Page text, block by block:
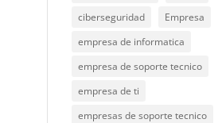
ciberseguridad
Empresa
empresa de informatica
empresa de soporte tecnico
empresa de ti
empresas de soporte tecnico